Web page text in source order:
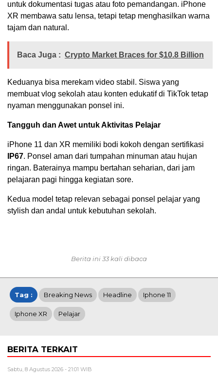
untuk dokumentasi tugas atau foto pemandangan. iPhone
XR membawa satu lensa, tetapi tetap menghasilkan warna
tajam dan natural.
Baca Juga : Crypto Market Braces for $10.8 Billion
Keduanya bisa merekam video stabil. Siswa yang
membuat vlog sekolah atau konten edukatif di TikTok tetap
nyaman menggunakan ponsel ini.
Tangguh dan Awet untuk Aktivitas Pelajar
iPhone 11 dan XR memiliki bodi kokoh dengan sertifikasi
IP67. Ponsel aman dari tumpahan minuman atau hujan
ringan. Baterainya mampu bertahan seharian, dari jam
pelajaran pagi hingga kegiatan sore.
Kedua model tetap relevan sebagai ponsel pelajar yang
stylish dan andal untuk kebutuhan sekolah.
Berita ini 33 kali dibaca
Tag : Breaking News Headline Iphone 11
Iphone XR Pelajar
BERITA TERKAIT
Sabtu, 8 Agustus 2026 - 21:01 WIB